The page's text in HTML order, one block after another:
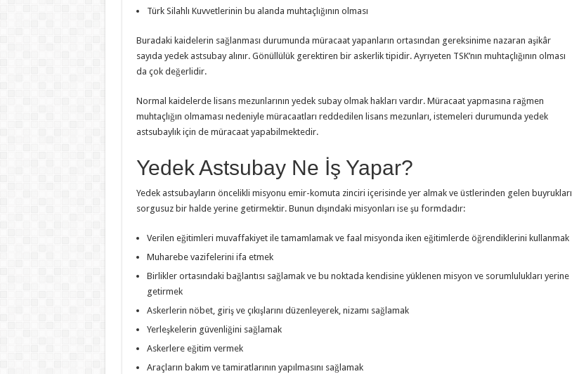
Türk Silahlı Kuvvetlerinin bu alanda muhtaçlığının olması
Buradaki kaidelerin sağlanması durumunda müracaat yapanların ortasından gereksinime nazaran aşikâr
sayıda yedek astsubay alınır. Gönüllülük gerektiren bir askerlik tipidir. Ayrıyeten TSK’nın muhtaçlığının olması
da çok değerlidir.
Normal kaidelerde lisans mezunlarının yedek subay olmak hakları vardır. Müracaat yapmasına rağmen
muhtaçlığın olmaması nedeniyle müracaatları reddedilen lisans mezunları, istemeleri durumunda yedek
astsubaylık için de müracaat yapabilmektedir.
Yedek Astsubay Ne İş Yapar?
Yedek astsubayların öncelikli misyonu emir-komuta zinciri içerisinde yer almak ve üstlerinden gelen buyrukları
sorgusuz bir halde yerine getirmektir. Bunun dışındaki misyonları ise şu formdadır:
Verilen eğitimleri muvaffakiyet ile tamamlamak ve faal misyonda iken eğitimlerde öğrendiklerini kullanmak
Muharebe vazifelerini ifa etmek
Birlikler ortasındaki bağlantısı sağlamak ve bu noktada kendisine yüklenen misyon ve sorumlulukları yerine
getirmek
Askerlerin nöbet, giriş ve çıkışlarını düzenleyerek, nizamı sağlamak
Yerleşkelerin güvenliğini sağlamak
Askerlere eğitim vermek
Araçların bakım ve tamiratlarının yapılmasını sağlamak